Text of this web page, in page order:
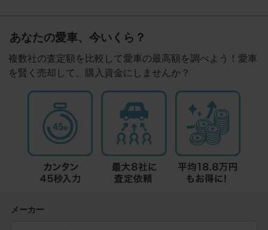
あなたの愛車、今いくら？
複数社の査定額を比較して愛車の最高額を調べよう！愛車
を賢く売却して、購入資金にしませんか？
メーカー